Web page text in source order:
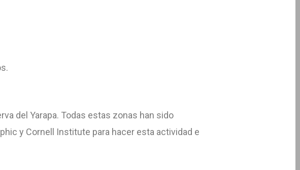
del Yarapa. Todas estas zonas han sido
y Cornell Institute para hacer esta actividad e